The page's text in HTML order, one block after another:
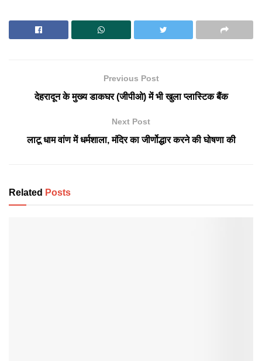
Previous Post
देहरादून के मुख्य डाकघर (जीपीओ) में भी खुला प्लास्टिक बैंक
Next Post
लाटू धाम वांण में धर्मशाला, मंदिर का जीर्णोद्धार करने की घोषणा की
Related Posts